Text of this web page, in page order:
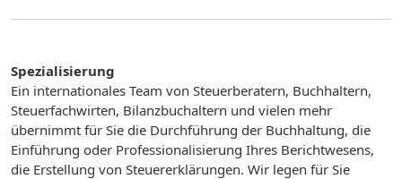
Spezialisierung
Ein internationales Team von Steuerberatern, Buchhaltern,
Steuerfachwirten, Bilanzbuchaltern und vielen mehr
übernimmt für Sie die Durchführung der Buchhaltung, die
Einführung oder Professionalisierung Ihres Berichtwesens,
die Erstellung von Steuererklärungen. Wir legen für Sie